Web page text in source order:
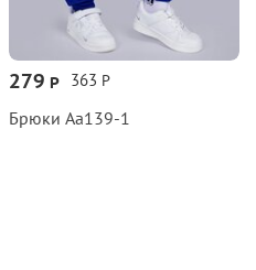
363 Р
279 Р
Брюки Аа139‑1